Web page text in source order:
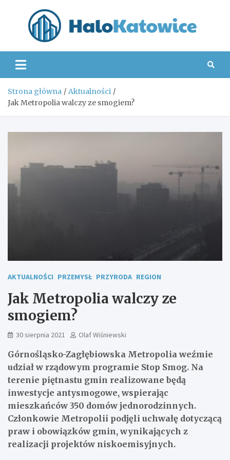
Strona główna
Aktualności
Jak Metropolia walczy ze smogiem?
AKTUALNOŚCI PRZEMYSŁ PRZYRODA REGION
Jak Metropolia walczy ze
smogiem?
30 sierpnia 2021 Olaf Wiśniewski
Górnośląsko-Zagłębiowska Metropolia weźmie
udział w rządowym programie Stop Smog. Na
terenie piętnastu gmin realizowane będą
inwestycje antysmogowe, wspierając
mieszkańców 350 domów jednorodzinnych.
Członkowie Metropolii podjęli uchwałę dotyczącą
praw i obowiązków gmin, wynikających z
realizacji projektów niskoemisyjnych.